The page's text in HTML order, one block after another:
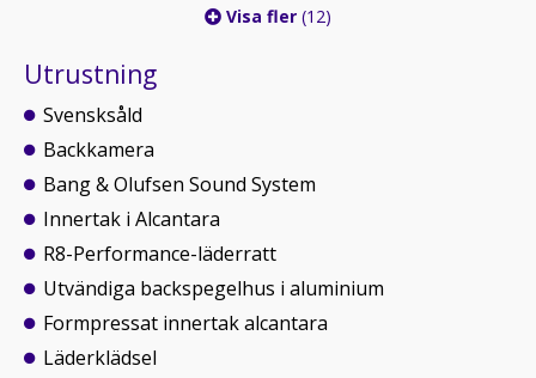
Visa fler (12)
Utrustning
Svensksåld
Backkamera
Bang & Olufsen Sound System
Innertak i Alcantara
R8-Performance-läderratt
Utvändiga backspegelhus i aluminium
Formpressat innertak alcantara
Läderklädsel